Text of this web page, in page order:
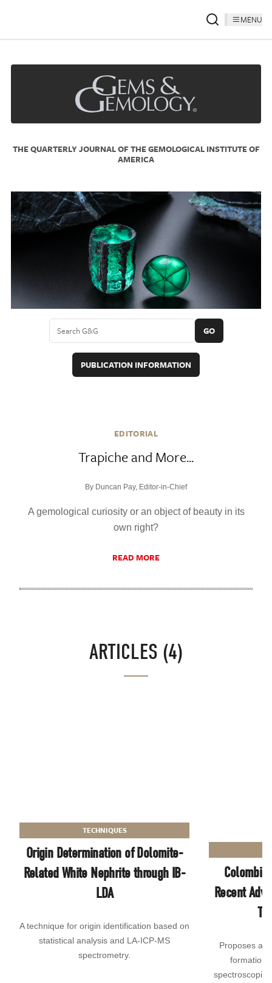
MENU
THE QUARTERLY JOURNAL OF THE GEMOLOGICAL INSTITUTE OF
AMERICA
GO
PUBLICATION INFORMATION
EDITORIAL
Trapiche and More...
By Duncan Pay, Editor-in-Chief
A gemological curiosity or an object of beauty in its
own right?
READ MORE
ARTICLES (4)
TECHNIQUES
Origin Determination of Dolomite-
Related White Nephrite through IB-
LDA
A technique for origin identification based on
statistical analysis and LA-ICP-MS
spectrometry.
Recent
Proposes a
formation
spectroscopic,